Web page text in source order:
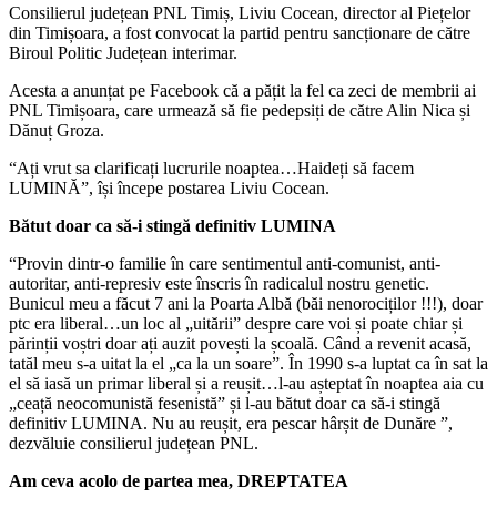
Consilierul județean PNL Timiș, Liviu Cocean, director al Piețelor
din Timișoara, a fost convocat la partid pentru sancționare de către
Biroul Politic Județean interimar.
Acesta a anunțat pe Facebook că a pățit la fel ca zeci de membrii ai
PNL Timișoara, care urmează să fie pedepsiți de către Alin Nica și
Dănuț Groza.
“Ați vrut sa clarificați lucrurile noaptea…Haideți să facem
LUMINĂ”, își începe postarea Liviu Cocean.
Bătut doar ca să-i stingă definitiv LUMINA
“Provin dintr-o familie în care sentimentul anti-comunist, anti-
autoritar, anti-represiv este înscris în radicalul nostru genetic.
Bunicul meu a făcut 7 ani la Poarta Albă (băi nenorociților !!!), doar
ptc era liberal…un loc al „uitării” despre care voi și poate chiar și
părinții voștri doar ați auzit povești la școală. Când a revenit acasă,
tatăl meu s-a uitat la el „ca la un soare”. În 1990 s-a luptat ca în sat la
el să iasă un primar liberal și a reușit…l-au așteptat în noaptea aia cu
„ceață neocomunistă fesenistă” și l-au bătut doar ca să-i stingă
definitiv LUMINA. Nu au reușit, era pescar hârșit de Dunăre ”,
dezvăluie consilierul județean PNL.
Am ceva acolo de partea mea, DREPTATEA